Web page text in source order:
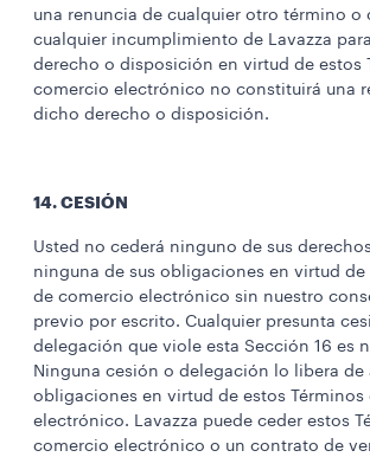
una renuncia de cualquier otro término o
cualquier incumplimiento de Lavazza
derecho o disposición en virtud de estos
comercio electrónico no constituirá una
dicho derecho o disposición.
14. CESIÓN
Usted no cederá ninguno de sus
ninguna de sus obligaciones en virtud de
de comercio electrónico sin nuestro
previo por escrito. Cualquier presunta
delegación que viole esta Sección 16 es
Ninguna cesión o delegación lo libera de
obligaciones en virtud de estos Términos
electrónico. Lavazza puede ceder estos
comercio electrónico o un contrato de